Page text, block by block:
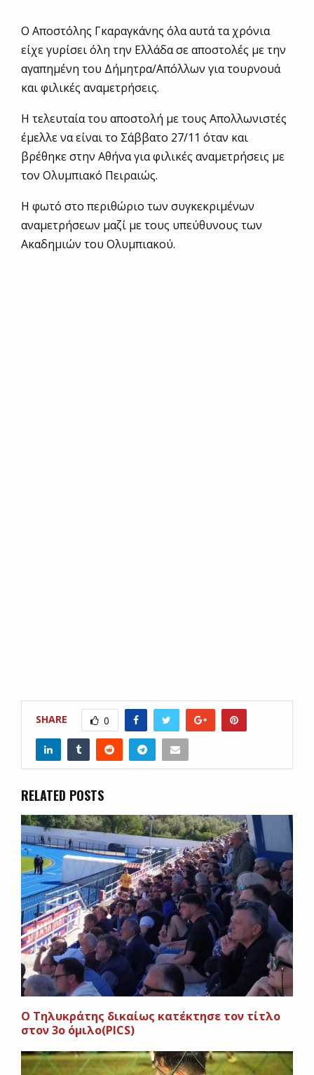
Ο Αποστόλης Γκαραγκάνης όλα αυτά τα χρόνια
είχε γυρίσει όλη την Ελλάδα σε αποστολές με την
αγαπημένη του Δήμητρα/Απόλλων για τουρνουά
και φιλικές αναμετρήσεις.
Η τελευταία του αποστολή με τους Απολλωνιστές
έμελλε να είναι το Σάββατο 27/11 όταν και
βρέθηκε στην Αθήνα για φιλικές αναμετρήσεις με
τον Ολυμπιακό Πειραιώς.
Η φωτό στο περιθώριο των συγκεκριμένων
αναμετρήσεων μαζί με τους υπεύθυνους των
Ακαδημιών του Ολυμπιακού.
SHARE 0
RELATED POSTS
Ο Τηλυκράτης δικαίως κατέκτησε τον τίτλο
στον 3ο όμιλο(PICS)